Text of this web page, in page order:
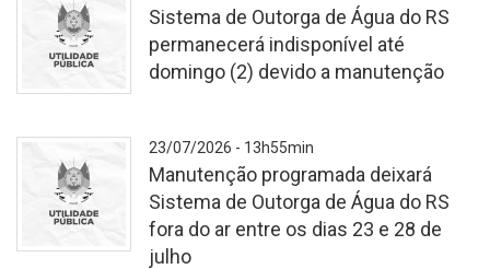
motivada
chuvas
registrada
última
-
Sistema de Outorga de Água do RS
permanecerá indisponível até
domingo (2) devido a manutenção
23/07/2026 - 13h55min
Manutenção programada deixará
Sistema de Outorga de Água do RS
fora do ar entre os dias 23 e 28 de
julho